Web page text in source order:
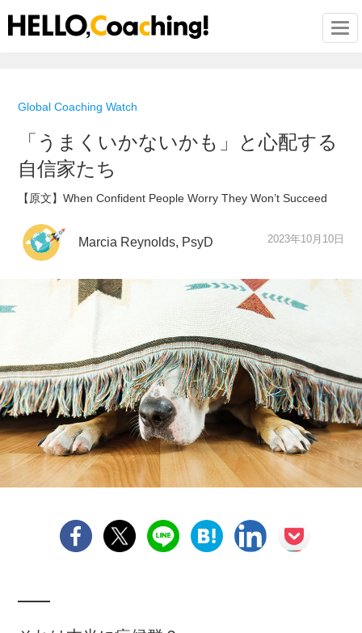
Global Coaching Watch
「うまくいかないかも」と心配する
自信家たち
【原文】When Confident People Worry They Won’t Succeed
Marcia Reynolds, PsyD 2023年10月10日